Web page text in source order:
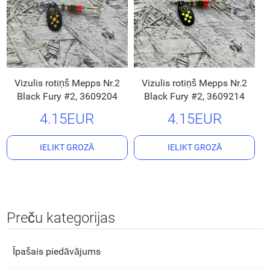
Vizulis rotiņš Mepps Nr.2
Black Fury #2, 3609204
4.15EUR
IELIKT GROZĀ
Vizulis rotiņš Mepps Nr.2
Black Fury #2, 3609214
4.15EUR
IELIKT GROZĀ
Preču kategorijas
Īpašais piedāvājums